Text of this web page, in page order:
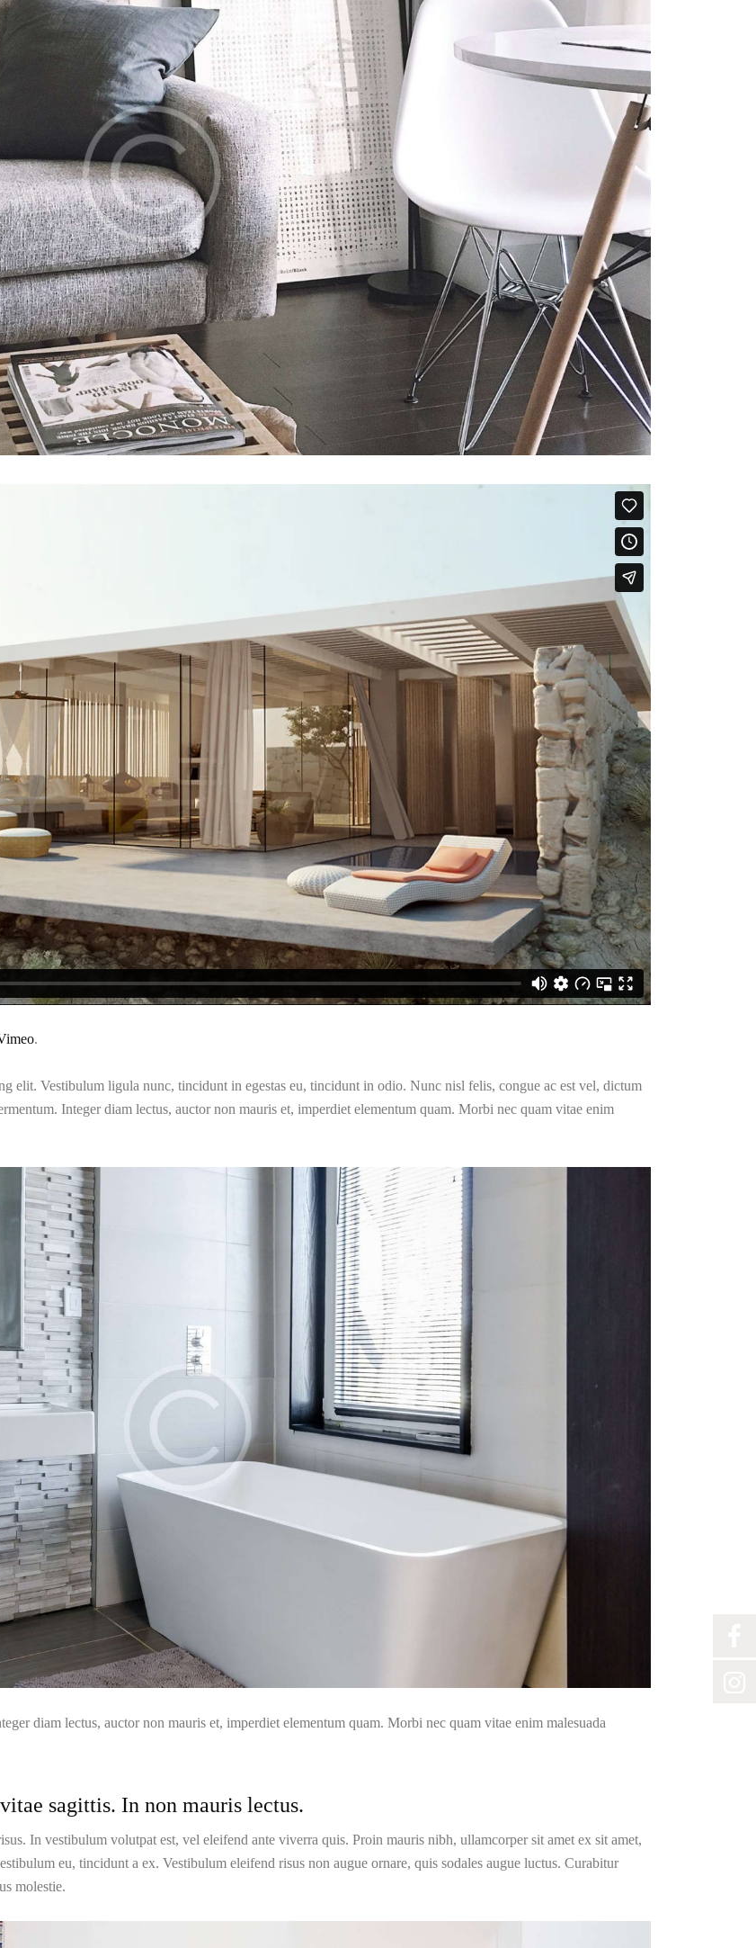
AND
.
elit. Vestibulum ligula nunc, tincidunt in egestas eu, tincidunt in odio. Nunc nisl felis, congue ac est vel, dictum
Integer diam lectus, auctor non mauris et, imperdiet elementum quam. Morbi nec quam vitae enim
diam lectus, auctor non mauris et, imperdiet elementum quam. Morbi nec quam vitae enim malesuada
sagittis. In non mauris lectus.
In vestibulum volutpat est, vel eleifend ante viverra quis. Proin mauris nibh, ullamcorper sit amet ex sit amet,
eu, tincidunt a ex. Vestibulum eleifend risus non augue ornare, quis sodales augue luctus. Curabitur
molestie.